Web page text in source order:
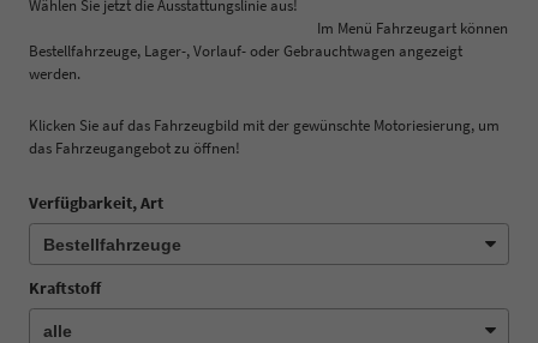
Wählen Sie jetzt die Ausstattungslinie aus!
Im Menü Fahrzeugart können
Bestellfahrzeuge, Lager-, Vorlauf- oder Gebrauchtwagen angezeigt
werden.
Klicken Sie auf das Fahrzeugbild mit der gewünschte Motoriesierung, um
das Fahrzeugangebot zu öffnen!
Verfügbarkeit, Art
Kraftstoff